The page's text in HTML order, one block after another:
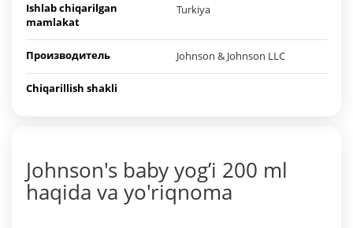
Ishlab chiqarilgan
mamlakat
Turkiya
Производитель Johnson & Johnson LLC
Chiqarillish shakli
Johnson's baby yog’i 200 ml
haqida va yo'riqnoma